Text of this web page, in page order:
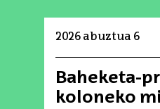
2026 abuztua 6
Baheketa-
koloneko